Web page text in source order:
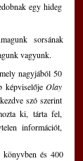
egy hideg
sorsának
vagyunk.
nagyjából 50
képviselője Olay
szó szerint
ki, tárta fel,
információt,
és 400